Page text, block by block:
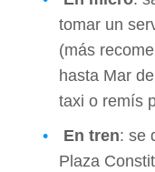
tomar un
(más
hasta Mar
taxi o remís
En tren: se
Plaza